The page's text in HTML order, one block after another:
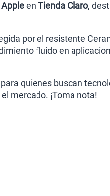
Appleen Tienda Claro,
por el resistente
fluido en
quienes buscan
mercado. ¡Toma nota!